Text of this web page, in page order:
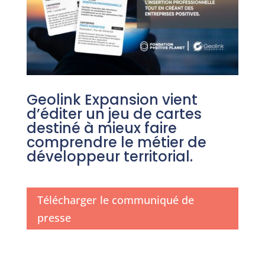
Geolink Expansion vient
d’éditer un jeu de cartes
destiné à mieux faire
comprendre le métier de
développeur territorial.
Télécharger le communiqué de
presse